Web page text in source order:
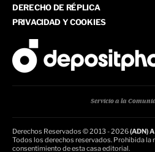
DERECHO DE RÉPLICA
PRIVACIDAD Y COOKIES
Servicio a la
Derechos Reservados © 2013 - 2026(ADN)
Todos los derechos reservados. Prohibida
consentimiento de esta casa editorial.